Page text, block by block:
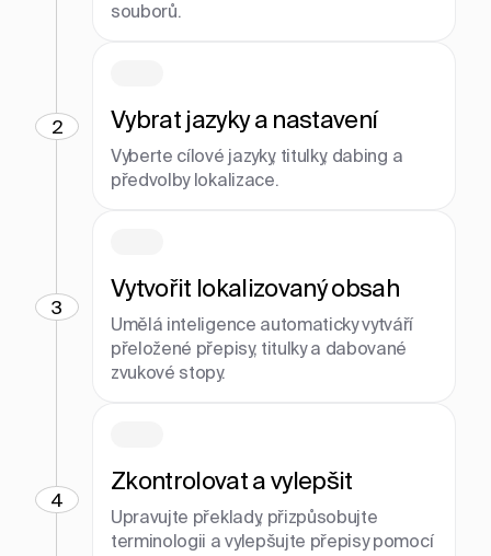
souborů.
2 Vybrat jazyky a nastavení
Vyberte cílové jazyky, titulky, dabing a
předvolby lokalizace.
3
Vytvořit lokalizovaný obsah
Umělá inteligence automaticky vytváří
přeložené přepisy, titulky a dabované
zvukové stopy.
4
Zkontrolovat a vylepšit
Upravujte překlady, přizpůsobujte
terminologii a vylepšujte přepisy pomocí